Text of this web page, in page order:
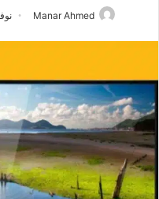
Manar Ahmed